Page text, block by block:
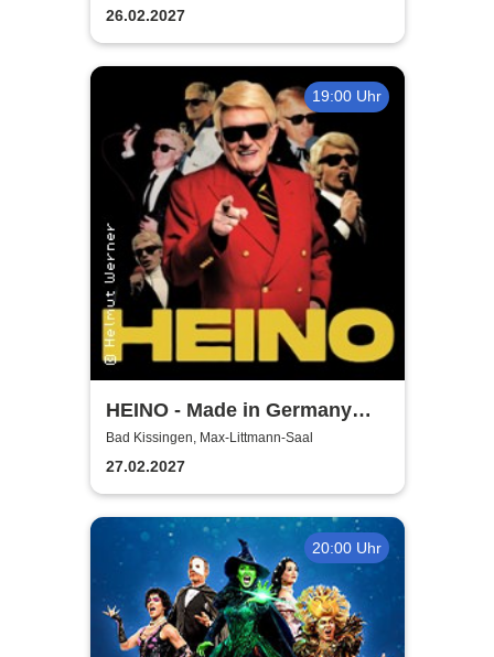
26.02.2027
19:00 Uhr
HEINO - Made in Germany
Vol. 2 - Solo Tour 2027
Bad Kissingen, Max-Littmann-Saal
27.02.2027
20:00 Uhr